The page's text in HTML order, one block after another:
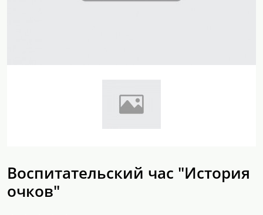
Воспитательский час "История
очков"